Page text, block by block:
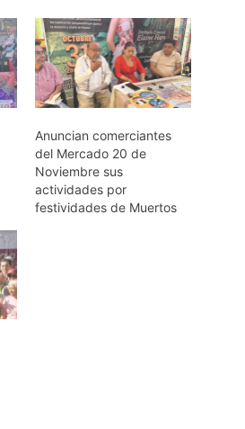
Anuncian comerciantes
del Mercado 20 de
Noviembre sus
actividades por
festividades de Muertos